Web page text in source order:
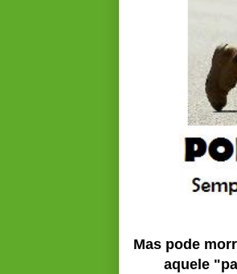
Mas pode
aquele